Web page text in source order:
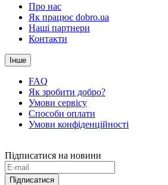
Про нас
Як працює dobro.ua
Наші партнери
Контакти
Інше
FAQ
Як зробити добро?
Умови сервісу
Способи оплати
Умови конфіденційності
Підписатися на новини
Підписатися